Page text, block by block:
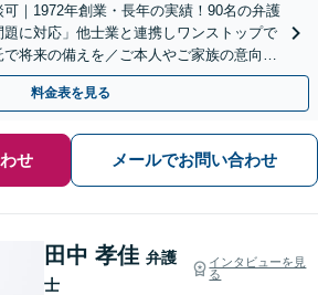
可｜1972年創業・長年の実績！90名の弁護
に対応」他士業と連携しワンストップで
将来の備えを／ご本人やご家族の意向を
・夜間相談可】
料金表を見る
せ メールでお問い合わせ
田中 孝佳 弁護
士
インタビューを見
る